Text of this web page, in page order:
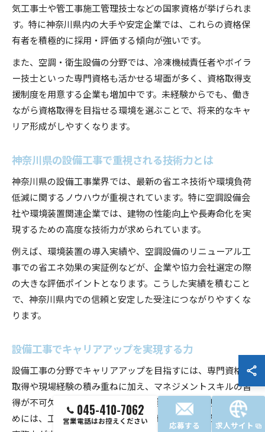
気工事士や管工事施工管理技士などの国家資格が挙げられま
す。特に神奈川県内の大手や安定企業では、これらの資格保
有者を積極的に採用・評価する傾向が強いです。
また、空調・衛生設備の分野では、冷凍機械責任者やボイラ
ー技士といった専門資格も活かせる場面が多く、資格取得支
援制度を用意する企業も増加中です。未経験からでも、働き
ながら資格取得を目指せる環境を選ぶことで、将来的なキャ
リア形成がしやすくなります。
神奈川県の設備工事で重視される技術力とは
神奈川県の設備工事業界では、最新の省エネ技術や環境負荷
低減に関するノウハウが重視されています。特に空調設備会
社や環境装置関連企業では、建物の性能向上や長寿命化を実
現するための高度な技術力が求められています。
例えば、環境装置の導入実績や、空調設備のリニューアル工
事での省エネ効果の実証例などが、企業や協力会社選定の際
の大きな評価ポイントとなります。こうした実績を積むこと
で、神奈川県内での信頼と安定した受注につながりやすくな
ります。
設備工事でキャリアアップを実現する力
設備工事の分野でキャリアアップを目指すには、専門資格の
取得や現場経験の積み重ねに加え、マネジメントスキルの習
得が不可欠です。現場責任者や施工管理者として活躍するた
めには、工程管理や安全管理、コスト管理など幅広い知識と
045-410-7062
営業電話はお控えください 応募する 求人サイト